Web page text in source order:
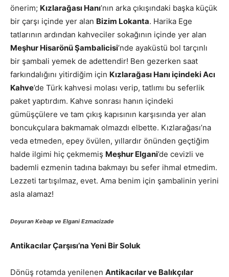
önerim; Kızlarağası Hanı’nın arka çıkışındaki başka küçük
bir çarşı içinde yer alan Bizim Lokanta. Harika Ege
tatlarının ardından kahveciler sokağının içinde yer alan
Meşhur Hisarönü Şambalicisi’nde ayaküstü bol tarçınlı
bir şambali yemek de adettendir! Ben gezerken saat
farkındalığını yitirdiğim için Kızlarağası Hanı içindeki Acı
Kahve’de Türk kahvesi molası verip, tatlımı bu seferlik
paket yaptırdım. Kahve sonrası hanın içindeki
gümüşçülere ve tam çıkış kapısının karşısında yer alan
boncukçulara bakmamak olmazdı elbette. Kızlarağası’na
veda etmeden, epey övülen, yıllardır önünden geçtiğim
halde ilgimi hiç çekmemiş Meşhur Elgani’de cevizli ve
bademli ezmenin tadına bakmayı bu sefer ihmal etmedim.
Lezzeti tartışılmaz, evet. Ama benim için şambalinin yerini
asla alamaz!
Doyuran Kebap ve Elgani Ezmacizade
Antikacılar Çarşısı’na Yeni Bir Soluk
Dönüş rotamda yenilenen Antikacılar ve Balıkçılar